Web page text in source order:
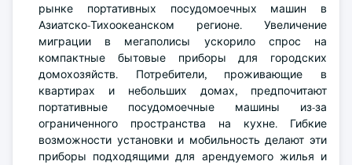
рынке портативных посудомоечных машин в
Азиатско-Тихоокеанском регионе. Увеличение
миграции в мегаполисы ускорило спрос на
компактные бытовые приборы для городских
домохозяйств. Потребители, проживающие в
квартирах и небольших домах, предпочитают
портативные посудомоечные машины из-за
ограниченного пространства на кухне. Гибкие
возможности установки и мобильность делают эти
приборы подходящими для арендуемого жилья и